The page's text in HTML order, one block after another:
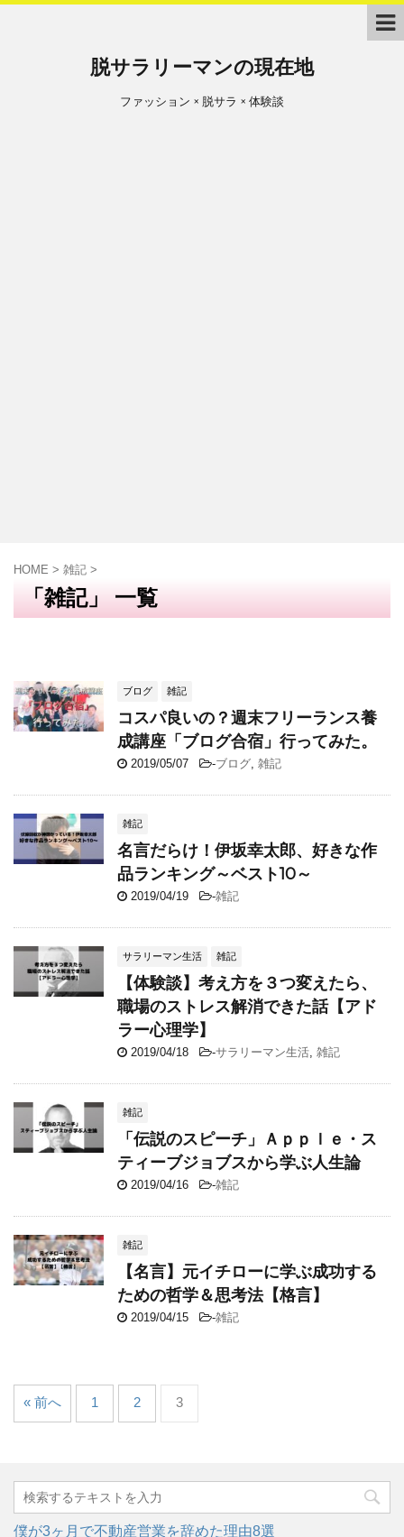
脱サラリーマンの現在地
ファッション × 脱サラ × 体験談
HOME > 雑記 >
「雑記」 一覧
ブログ 雑記
コスパ良いの？️週末フリーランス養
成講座「ブログ合宿」行ってみた。
2019/05/07 -ブログ, 雑記
雑記
名言だらけ！伊坂幸太郎、好きな作
品ランキング～ベスト10～
2019/04/19 -雑記
サラリーマン生活 雑記
【体験談】考え方を３つ変えたら、
職場のストレス解消できた話【アド
ラー心理学】
2019/04/18 -サラリーマン生活, 雑記
雑記
「伝説のスピーチ」Ａｐｐｌｅ・ス
ティーブジョブスから学ぶ人生論
2019/04/16 -雑記
雑記
【名言】元イチローに学ぶ成功する
ための哲学＆思考法【格言】
2019/04/15 -雑記
« 前へ 1 2 3
僕が3ヶ月で不動産営業を辞めた理由8選